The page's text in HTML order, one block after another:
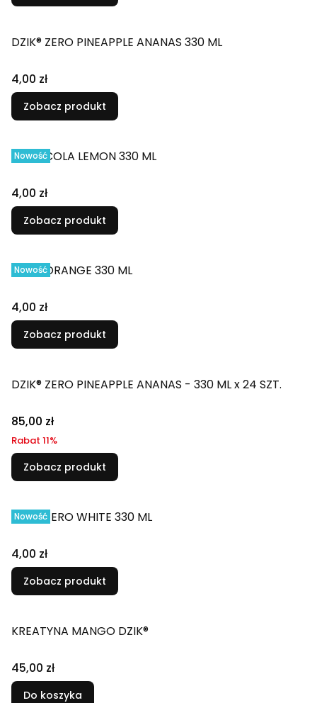
DZIK® ZERO PINEAPPLE ANANAS 330 ML
4,00 zł
Zobacz produkt
Nowość
DZIK® COLA LEMON 330 ML
4,00 zł
Zobacz produkt
Nowość
DZIK® ORANGE 330 ML
4,00 zł
Zobacz produkt
DZIK® ZERO PINEAPPLE ANANAS - 330 ML x 24 SZT.
85,00 zł
Rabat 11%
Zobacz produkt
Nowość
DZIK® ZERO WHITE 330 ML
4,00 zł
Zobacz produkt
KREATYNA MANGO DZIK®
45,00 zł
Do koszyka